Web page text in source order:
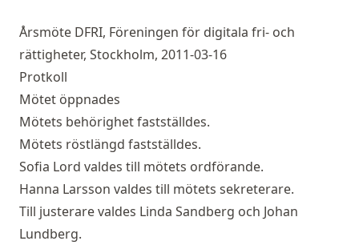
Årsmöte DFRI, Föreningen för digitala fri- och
rättigheter, Stockholm, 2011-03-16
Protkoll
Mötet öppnades
Mötets behörighet fastställdes.
Mötets röstlängd fastställdes.
Sofia Lord valdes till mötets ordförande.
Hanna Larsson valdes till mötets sekreterare.
Till justerare valdes Linda Sandberg och Johan
Lundberg.